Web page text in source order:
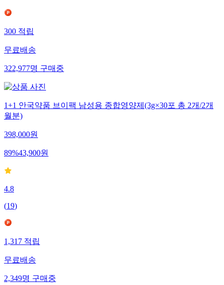
300적립
무료배송
322,977명구매중
1+1 안국약품 브이팩 남성용 종합영양제(3g×30포 총 2개/2개
월분)
398,000원
89%43,900원
4.8
(19)
1,317적립
무료배송
2,349명구매중